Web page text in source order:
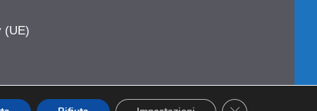
(UE)
CLOSE GDPR